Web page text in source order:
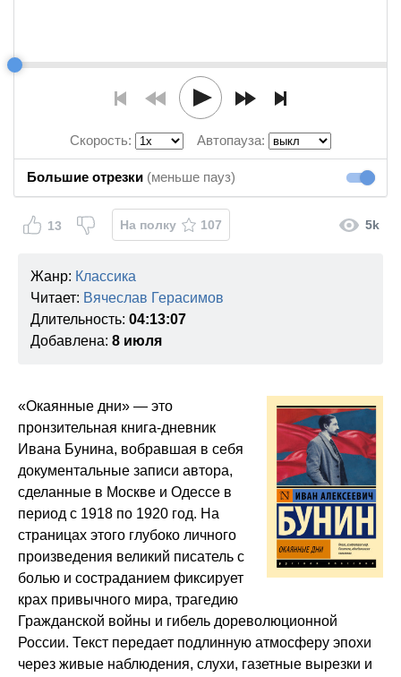
Скорость: Автопауза:
Большие отрезки (меньше пауз)
13 На полку 107 5k
Жанр: Классика
Читает: Вячеслав Герасимов
Длительность: 04:13:07
Добавлена: 8 июля
«Окаянные дни» — это
пронзительная книга-дневник
Ивана Бунина, вобравшая в себя
документальные записи автора,
сделанные в Москве и Одессе в
период с 1918 по 1920 год. На
страницах этого глубоко личного
произведения великий писатель с
болью и состраданием фиксирует
крах привычного мира, трагедию
Гражданской войны и гибель дореволюционной
России. Текст передает подлинную атмосферу эпохи
через живые наблюдения, слухи, газетные вырезки и